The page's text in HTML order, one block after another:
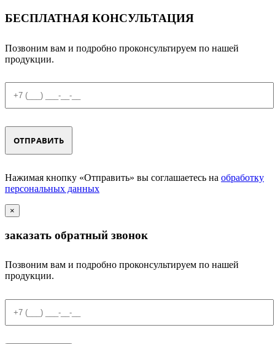
БЕСПЛАТНАЯ КОНСУЛЬТАЦИЯ
Позвоним вам и подробно проконсультируем по нашей
продукции.
Нажимая кнопку «Отправить» вы соглашаетесь на обработку
персональных данных
×
заказать обратный звонок
Позвоним вам и подробно проконсультируем по нашей
продукции.